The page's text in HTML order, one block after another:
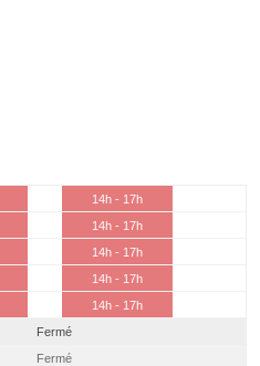
14h - 17h
14h - 17h
14h - 17h
14h - 17h
14h - 17h
Fermé
Fermé